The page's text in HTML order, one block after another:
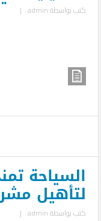
كتب بواسطةadmin
|
لتأهيل
كتب بواسطةadmin
|